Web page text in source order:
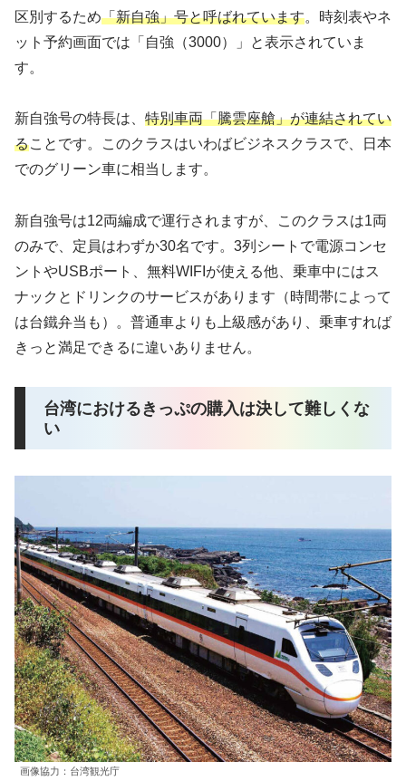
区別するため「新自強」号と呼ばれています。時刻表やネ
ット予約画面では「自強（3000）」と表示されていま
す。
新自強号の特長は、 特別車両「騰雲座艙」が連結されてい
ることです。このクラスはいわばビジネスクラスで、日本
でのグリーン車に相当します。
新自強号は12両編成で運行されますが、このクラスは1両
のみで、定員はわずか30名です。3列シートで電源コンセ
ントやUSBポート、無料WIFIが使える他、乗車中にはス
ナックとドリンクのサービスがあります（時間帯によって
は台鐵弁当も）。普通車よりも上級感があり、乗車すれば
きっと満足できるに違いありません。
台湾におけるきっぷの購入は決して難しくな
い
画像協力：台湾観光庁